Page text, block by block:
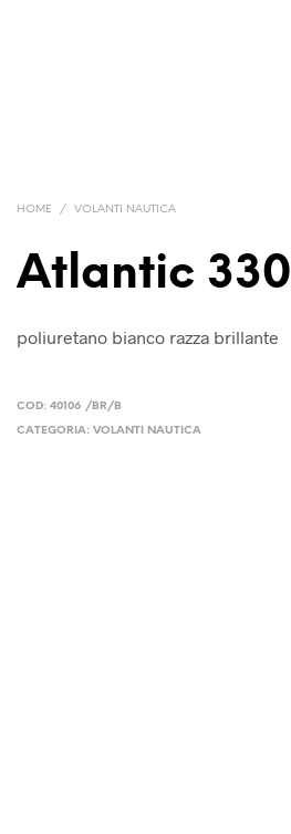
HOME / VOLANTI NAUTICA
Atlantic 330
poliuretano bianco razza brillante
COD:40106 /BR/B
CATEGORIA:VOLANTI NAUTICA